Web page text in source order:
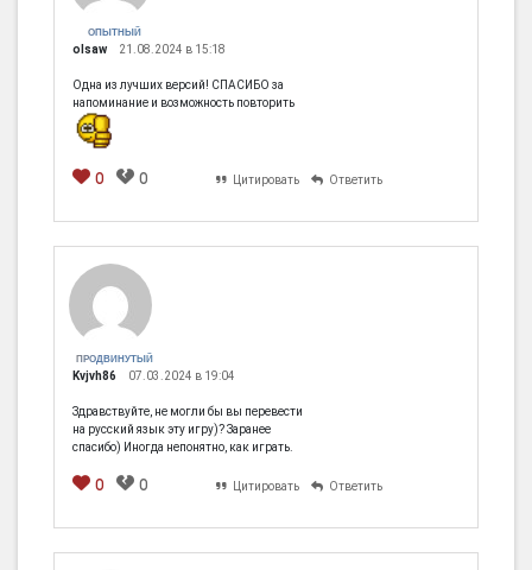
ОПЫТНЫЙ
olsaw 21.08.2024 в 15:18
Одна из лучших версий! СПАСИБО за
напоминание и возможность повторить
0 0 Цитировать Ответить
ПРОДВИНУТЫЙ
Kvjvh86 07.03.2024 в 19:04
Здравствуйте, не могли бы вы перевести
на русский язык эту игру)? Заранее
спасибо) Иногда непонятно, как играть.
0 0 Цитировать Ответить